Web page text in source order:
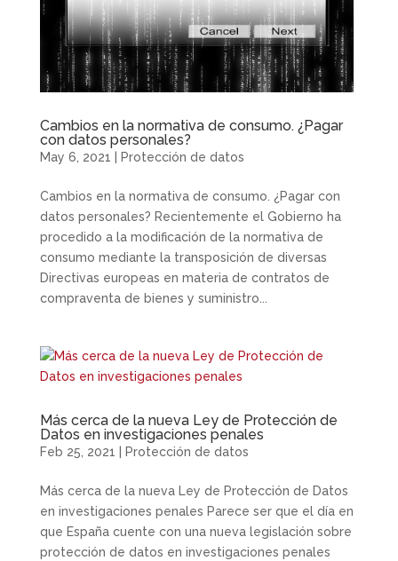
Cambios en la normativa de consumo. ¿Pagar
con datos personales?
May 6, 2021 Protección de datos
Cambios en la normativa de consumo. ¿Pagar con
datos personales? Recientemente el Gobierno ha
procedido a la modificación de la normativa de
consumo mediante la transposición de diversas
Directivas europeas en materia de contratos de
compraventa de bienes y suministro...
Más cerca de la nueva Ley de Protección de
Datos en investigaciones penales
Feb 25, 2021 Protección de datos
Más cerca de la nueva Ley de Protección de Datos
en investigaciones penales​ Parece ser que el día en
que España cuente con una nueva legislación sobre
protección de datos en investigaciones penales